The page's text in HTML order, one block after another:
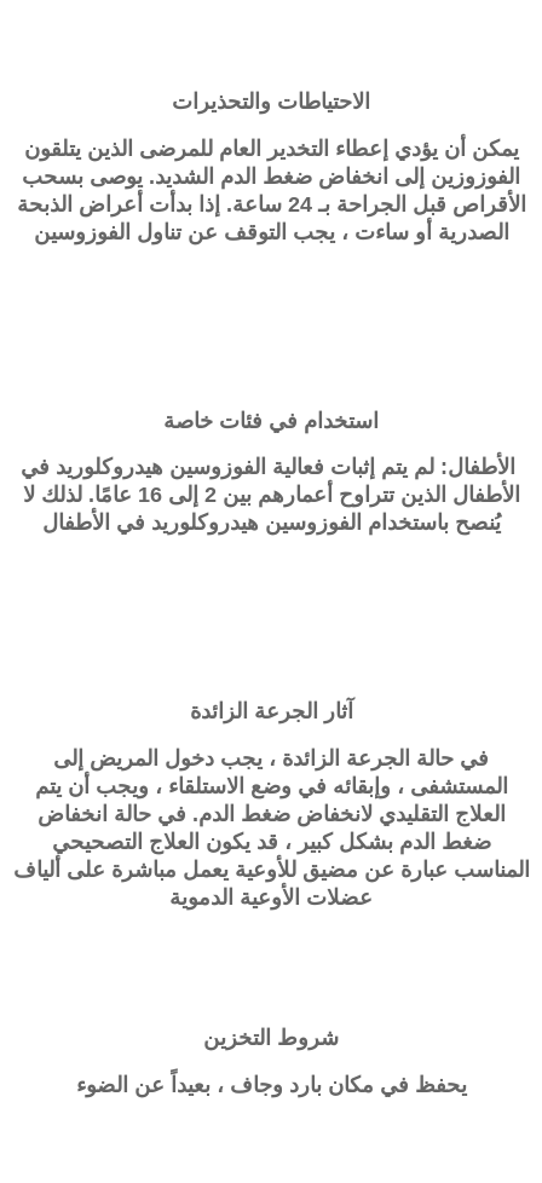
الاحتياطات والتحذيرات
يمكن أن يؤدي إعطاء التخدير العام للمرضى الذين يتلقون
الفوزوزين إلى انخفاض ضغط الدم الشديد. يوصى بسحب
الأقراص قبل الجراحة بـ 24 ساعة. إذا بدأت أعراض الذبحة
الصدرية أو ساءت ، يجب التوقف عن تناول الفوزوسين
استخدام في فئات خاصة
الأطفال: لم يتم إثبات فعالية الفوزوسين هيدروكلوريد في
الأطفال الذين تتراوح أعمارهم بين 2 إلى 16 عامًا. لذلك لا
يُنصح باستخدام الفوزوسين هيدروكلوريد في الأطفال
آثار الجرعة الزائدة
في حالة الجرعة الزائدة ، يجب دخول المريض إلى
المستشفى ، وإبقائه في وضع الاستلقاء ، ويجب أن يتم
العلاج التقليدي لانخفاض ضغط الدم. في حالة انخفاض
ضغط الدم بشكل كبير ، قد يكون العلاج التصحيحي
المناسب عبارة عن مضيق للأوعية يعمل مباشرة على ألياف
عضلات الأوعية الدموية
شروط التخزين
يحفظ في مكان بارد وجاف ، بعيداً عن الضوء